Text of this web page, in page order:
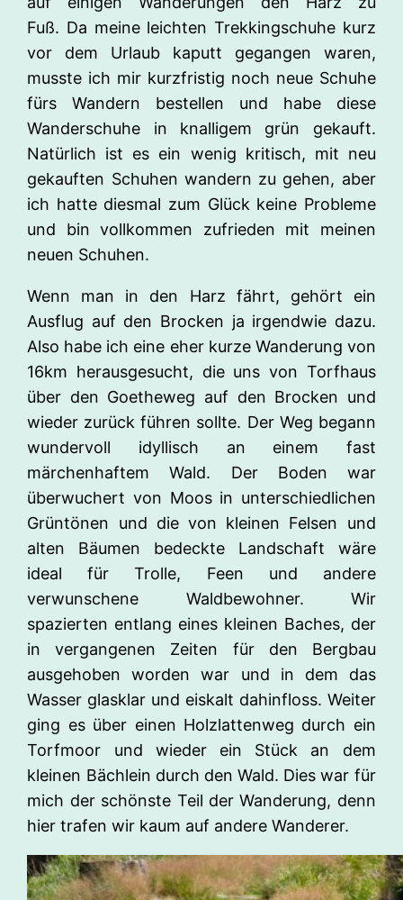
Fuß. Da meine leichten Trekkingschuhe kurz
vor dem Urlaub kaputt gegangen waren,
musste ich mir kurzfristig noch neue Schuhe
fürs Wandern bestellen und habe diese
Wanderschuhe in knalligem grün gekauft.
Natürlich ist es ein wenig kritisch, mit neu
gekauften Schuhen wandern zu gehen, aber
ich hatte diesmal zum Glück keine Probleme
und bin vollkommen zufrieden mit meinen
neuen Schuhen.
Wenn man in den Harz fährt, gehört ein
Ausflug auf den Brocken ja irgendwie dazu.
Also habe ich eine eher kurze Wanderung von
16km herausgesucht, die uns von Torfhaus
über den Goetheweg auf den Brocken und
wieder zurück führen sollte. Der Weg begann
wundervoll idyllisch an einem fast
märchenhaftem Wald. Der Boden war
überwuchert von Moos in unterschiedlichen
Grüntönen und die von kleinen Felsen und
alten Bäumen bedeckte Landschaft wäre
ideal für Trolle, Feen und andere
verwunschene Waldbewohner. Wir
spazierten entlang eines kleinen Baches, der
in vergangenen Zeiten für den Bergbau
ausgehoben worden war und in dem das
Wasser glasklar und eiskalt dahinfloss. Weiter
ging es über einen Holzlattenweg durch ein
Torfmoor und wieder ein Stück an dem
kleinen Bächlein durch den Wald. Dies war für
mich der schönste Teil der Wanderung, denn
hier trafen wir kaum auf andere Wanderer.